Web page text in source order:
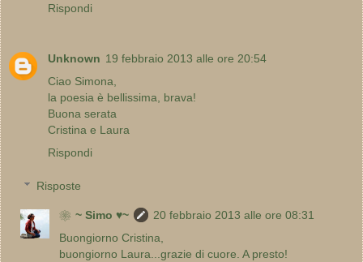
Rispondi
Unknown 19 febbraio 2013 alle ore 20:54
Ciao Simona,
la poesia è bellissima, brava!
Buona serata
Cristina e Laura
Rispondi
Risposte
❀~ Simo ♥~
20 febbraio 2013 alle ore 08:31
Buongiorno Cristina,
buongiorno Laura...grazie di cuore. A presto!